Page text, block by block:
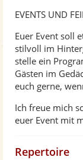
EVENTS UND
Euer Event soll
stilvoll im
stelle ein
Gästen im
euch gerne,
Ich freue mich
euer Event mit
Repertoire